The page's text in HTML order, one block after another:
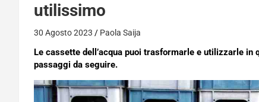
utilissimo
30 Agosto 2023 Paola Saija
Le cassette dell’acqua puoi trasformarle e utilizzarle in
passaggi da seguire.